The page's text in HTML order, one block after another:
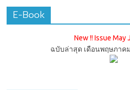
E-Book
New !! Issue May
ฉบับล่าสุด เดือนพฤษภาค